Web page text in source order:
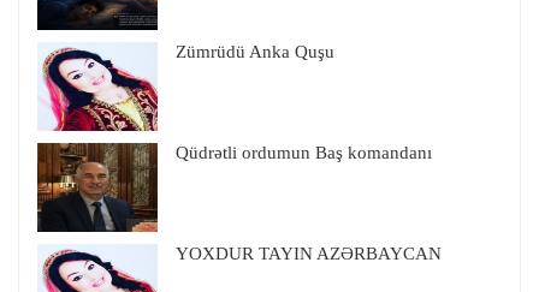
Zümrüdü Anka Quşu
Qüdrətli ordumun Baş komandanı
YOXDUR TAYIN AZƏRBAYCAN